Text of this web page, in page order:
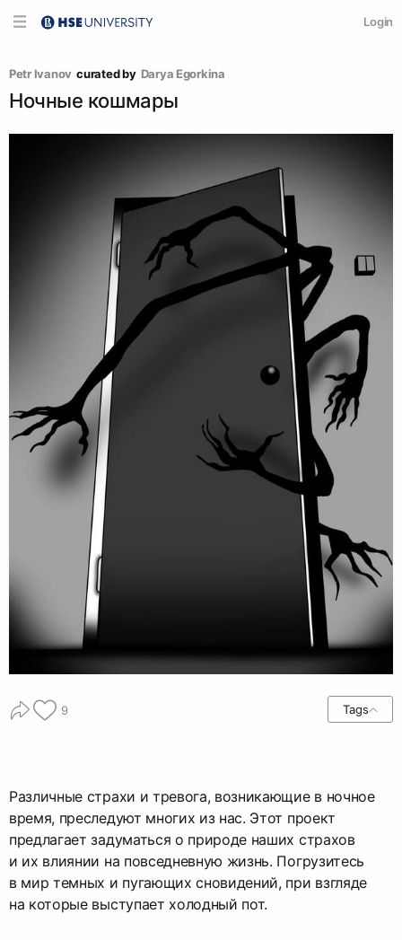
Login
Petr Ivanov curated by Darya Egorkina
Ночные кошмары
9 Tags
Различные страхи и тревога, возникающие в ночное
время, преследуют многих из нас. Этот проект
предлагает задуматься о природе наших страхов
и их влиянии на повседневную жизнь. Погрузитесь
в мир темных и пугающих сновидений, при взгляде
на которые выступает холодный пот.